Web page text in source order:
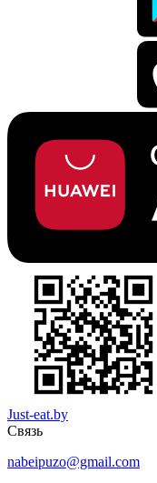
Just-eat.by
Связь
nabeipuzo@gmail.com